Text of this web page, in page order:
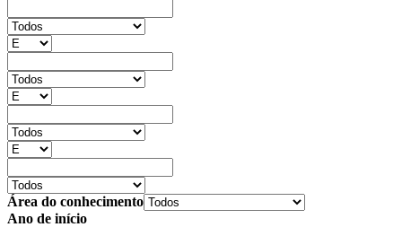
Área do conhecimento
Ano de início